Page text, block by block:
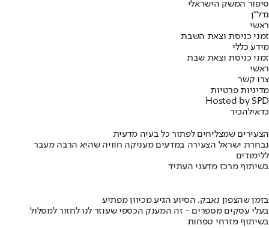
סיפור המשק הישראלי
נדל"ן
ראשי
זמני כניסת וצאת השבת
מידע כללי
זמני כניסת וצאת שבת
ראשי
צרו קשר
מדיניות פרטיות
Hosted by SPD
כדאילהכיר
הצעירים שמצליחים לפתור כל בעיה מדעית
נבחרת ישראל הצעירה במדעים מעניקה חוויה שהיא הרבה מעבר
ללימודים
בשיתוף מרכז מדעני העתיד
בזמן שהצפון נאבק, הסיוע הגיע מכיוון מפתיע
בעלי עסקים מספרים - זה המענק הכספי שעוזר לנו לחזור למסלול
בשיתוף מזרחי טפחות